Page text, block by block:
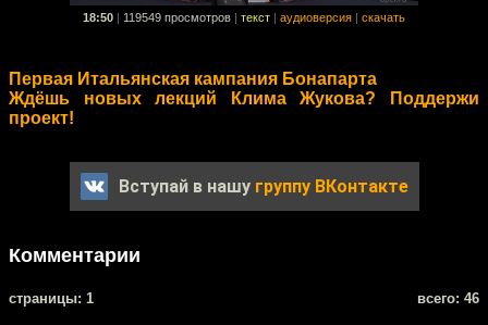
18:50 119549 просмотров текст аудиоверсия скачать
Первая Итальянская кампания Бонапарта
Ждёшь новых лекций Клима Жукова? Поддержи
проект!
Вступай в нашу группу ВКонтакте
Комментарии
cтраницы: 1 всего: 46